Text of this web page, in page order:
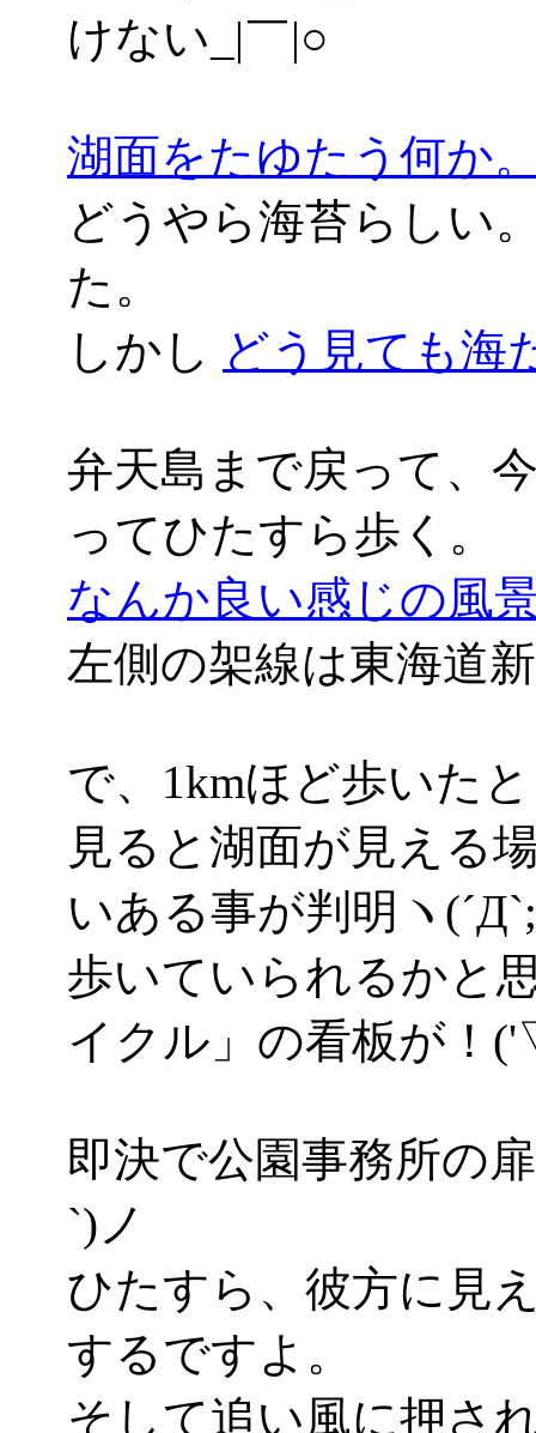
けない_|￣|○
湖面をたゆたう何か
どうやら海苔らしい
た。
しかし どう見ても海
弁天島まで戻って、
ってひたすら歩く。
なんか良い感じの風
左側の架線は東海道
で、1kmほど歩いた
見ると湖面が見える
いある事が判明ヽ
歩いていられるかと
イクル」の看板が！
即決で公園事務所の
`)ノ
ひたすら、彼方に見
するですよ。
そして追い風に押さ